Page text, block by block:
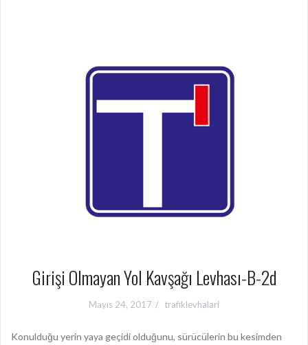
Girişi Olmayan Yol Kavşağı Levhası-B-2d
Mayıs 24, 2017 trafiklevhalari
Konulduğu yerin yaya geçidi olduğunu, sürücülerin bu kesimden